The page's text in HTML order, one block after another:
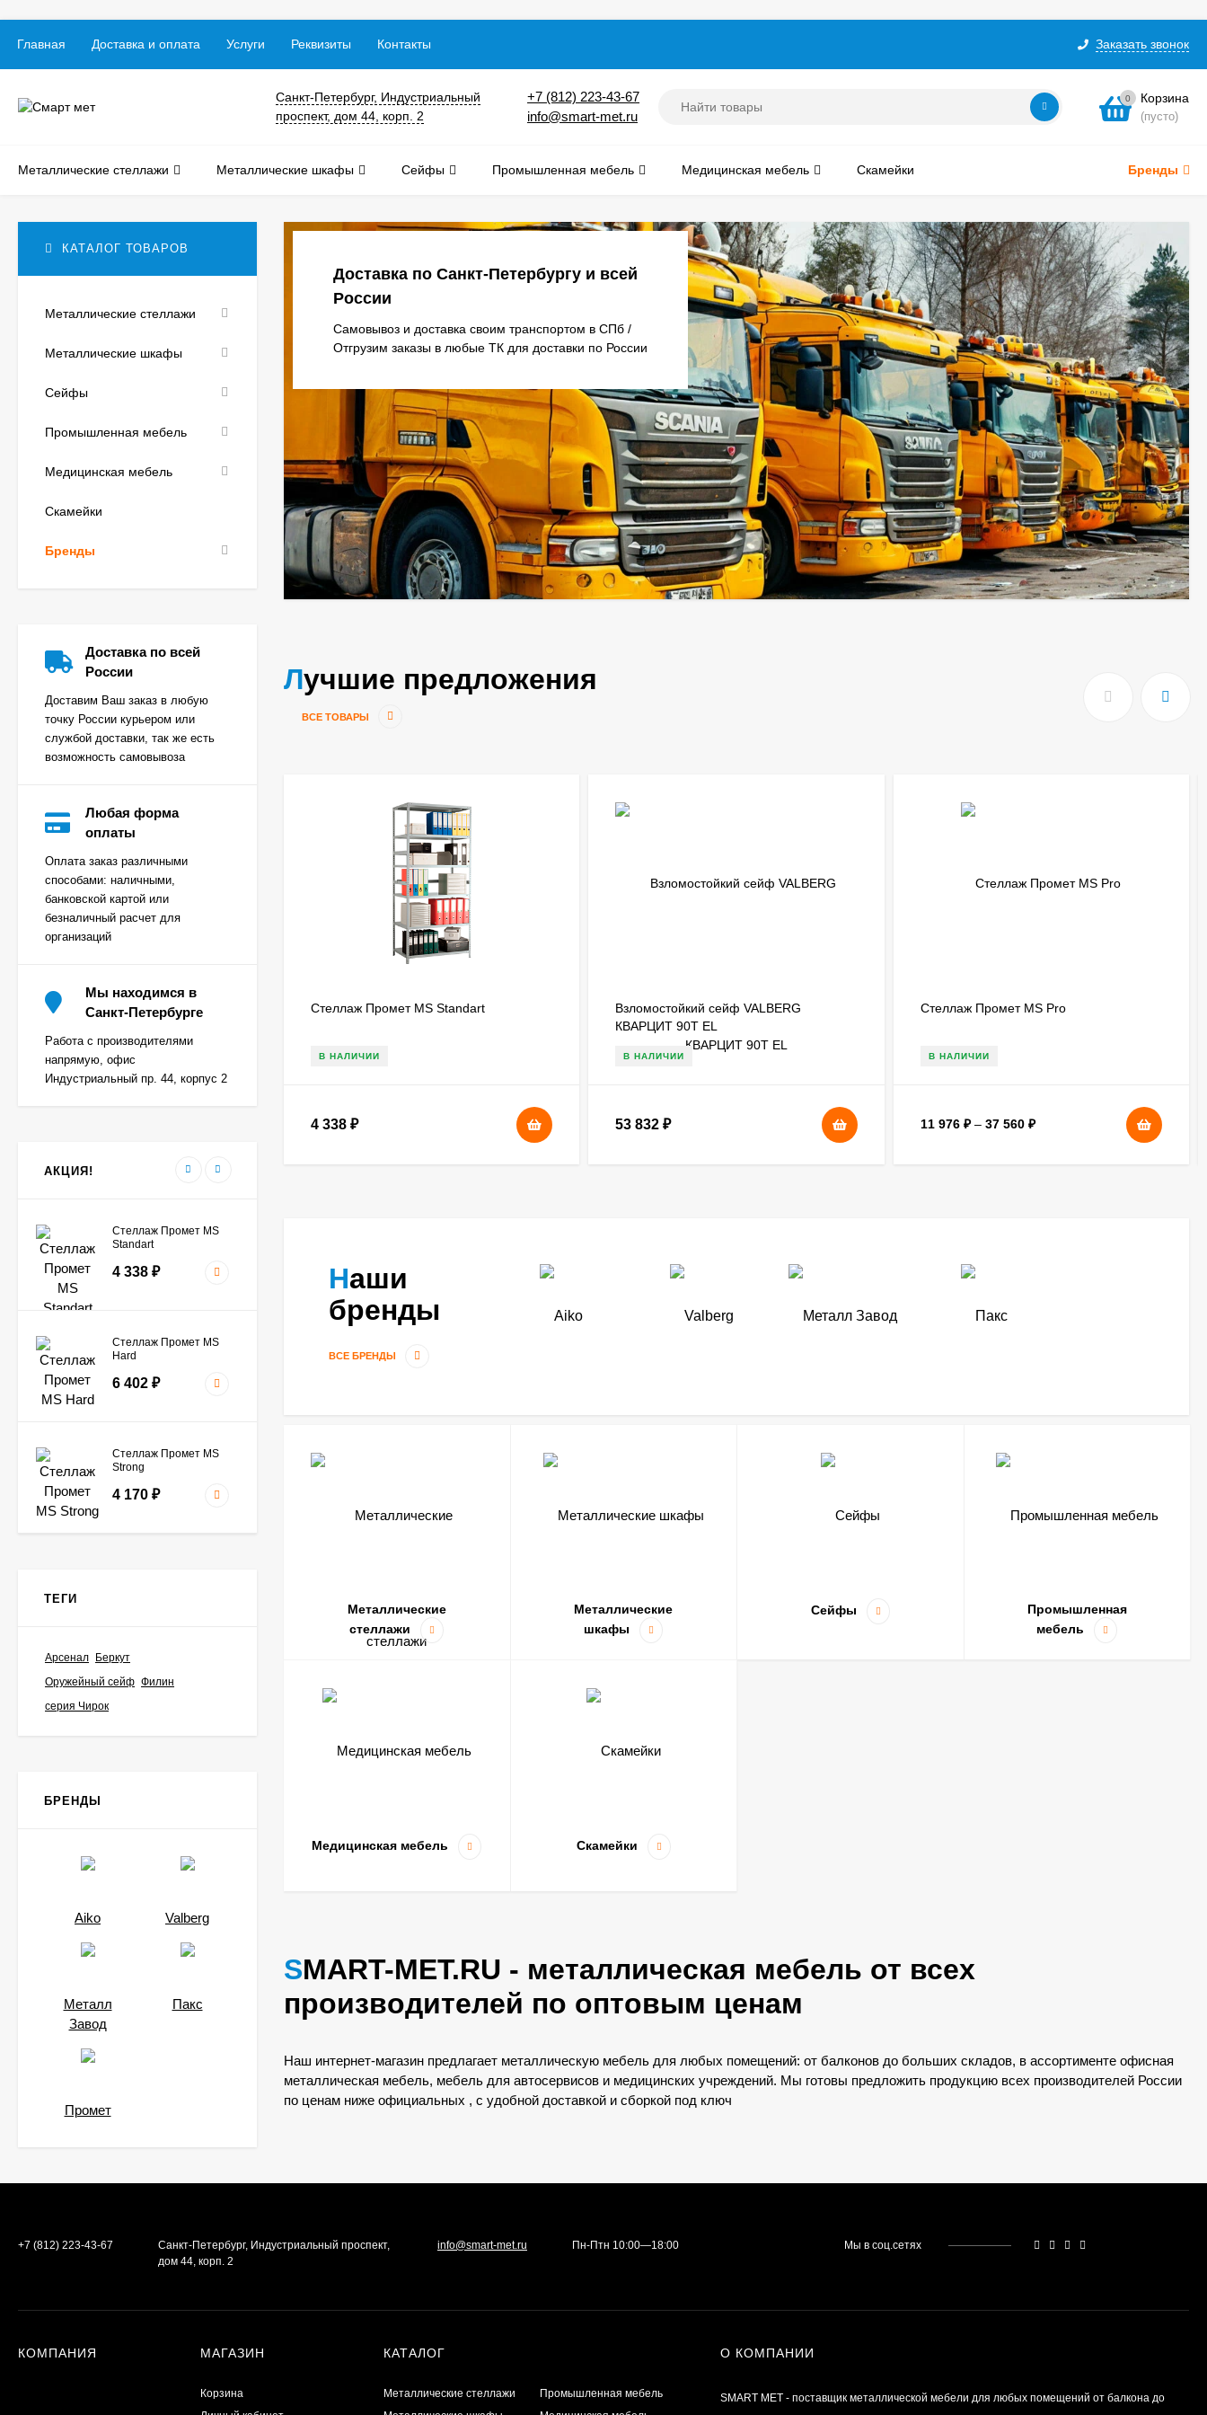
Заказать звонок
Главная Доставка и оплата Услуги Реквизиты Контакты
Санкт-Петербург, Индустриальный
проспект, дом 44, корп. 2
+7 (812) 223-43-67
info@smart-met.ru
0 Корзина
(пусто)
Бренды
Металлические стеллажи Металлические шкафы Сейфы Промышленная мебель Медицинская мебель Скамейки
Доставка по Санкт-Петербургу и всей
России
Самовывоз и доставка своим транспортом в СПб /
Отгрузим заказы в любые ТК для доставки по России
Лучшие предложения
ВСЕ ТОВАРЫ
Стеллаж Промет MS Standart
В НАЛИЧИИ
4 338 ₽
Взломостойкий сейф VALBERG
КВАРЦИТ 90Т EL
В НАЛИЧИИ
53 832₽
Стеллаж Промет MS Pro
В НАЛИЧИИ
11 976 ₽– 37 560 ₽
Наши
бренды
ВСЕ БРЕНДЫ
Металлические
стеллажи
Металлические
шкафы
Сейфы
Промышленная
мебель
Медицинская мебель Скамейки
SMART-MET.RU - металлическая мебель от всех
производителей по оптовым ценам
Наш интернет-магазин предлагает металлическую мебель для любых помещений: от балконов до больших складов, в ассортименте офисная
металлическая мебель, мебель для автосервисов и медицинских учреждений. Мы готовы предложить продукцию всех производителей России
по ценам ниже официальных , с удобной доставкой и сборкой под ключ
КАТАЛОГ ТОВАРОВ
Металлические стеллажи
Металлические шкафы
Сейфы
Промышленная мебель
Медицинская мебель
Скамейки
Бренды
Доставка по всей
России
Доставим Ваш заказ в любую
точку России курьером или
службой доставки, так же есть
возможность самовывоза
Любая форма
оплаты
Оплата заказ различными
способами: наличными,
банковской картой или
безналичный расчет для
организаций
Мы находимся в
Санкт-Петербурге
Работа с производителями
напрямую, офис
Индустриальный пр. 44, корпус 2
АКЦИЯ!
Взломостойкий сейф
VALBERG КВАРЦИТ
90Т
Взломостойкий сейф
VALBERG КВАРЦИТ
53 832₽
Стеллаж Промет MS
Standart
4 338 ₽
Стеллаж Промет MS
Hard
6 402 ₽
Стеллаж Промет MS
Strong
4 170 ₽
Верстак Master 101
MT100.MF1/MF1.000
VALBERG КВАРЦИТ
Взломостойкий сейф
ТЕГИ
Арсенал
Беркут
Оружейный сейф Филин
серия Чирок
БРЕНДЫ
Aiko Valberg
Металл
Завод
Пакс
Промет
+7 (812) 223-43-67
Санкт-Петербург, Индустриальный проспект,
дом 44, корп. 2
info@smart-met.ru Пн-Птн 10:00—18:00 Мы в соц.сетях
КОМПАНИЯ МАГАЗИН
Корзина
КАТАЛОГ
Металлические стеллажи
Промышленная мебель
О КОМПАНИИ
SMART MET - поставщик металлической мебели для любых помещений от балкона до